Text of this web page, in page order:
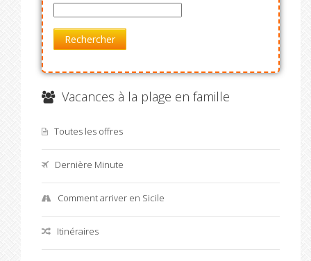
Rechercher
Vacances à la plage en famille
Toutes les offres
Dernière Minute
Comment arriver en Sicile
Itinéraires